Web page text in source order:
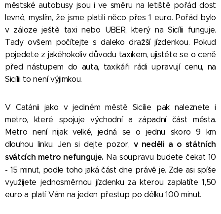
městské autobusy jsou i ve směru na letiště pořád dost
levné, myslím, že jsme platili něco přes 1 euro. Pořád bylo
v záloze ještě taxi nebo UBER, který na Sicílii funguje.
Tady ovšem počítejte s daleko dražší jízdenkou. Pokud
pojedete z jakéhokoliv důvodu taxíkem, ujistěte se o ceně
před nástupem do auta, taxikáři rádi upravují cenu, na
Sicílii to není výjimkou.
V Catánii jako v jediném městě Sicílie pak naleznete i
metro, které spojuje východní a západní část města.
Metro není nijak velké, jedná se o jednu skoro 9 km
dlouhou linku. Jen si dejte pozor, v neděli a o státních
svátcích metro nefunguje. Na soupravu budete čekat 10
- 15 minut, podle toho jaká část dne právě je. Zde asi spíše
využijete jednosměrnou jízdenku za kterou zaplatíte 1,50
euro a platí Vám na jeden přestup po délku 100 minut.